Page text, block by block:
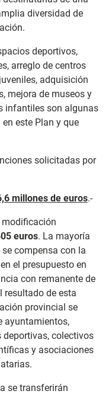
diversidad de
deportivos,
arreglo de centros
adquisición
mejora de museos y
infantiles son algunas
este Plan y que
solicitadas por
millones de euros.-
modificación
euros. La mayoría
compensa con la
el presupuesto en
con remanente de
resultado de esta
provincial se
ayuntamientos,
colectivos
y asociaciones
se transferirán